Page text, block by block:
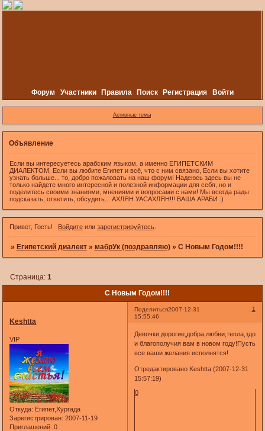
Форум Участники Правила Поиск Регистрация Войти
Активные темы
Объявление
Если вы интересуетесь арабским языком, а именно ЕГИПЕТСКИМ
ДИАЛЕКТОМ, Если вы любите Египет и всё, что с ним связано, Если вы хотите
узнать больше... то, добро пожаловать на наш форум! Надеюсь здесь вы не
только найдете много интересной и полезной информации для себя, но и
поделитесь своими знаниями, мнениями и вопросами с нами! Мы всегда рады
подсказать, ответить, обсудить... АХЛЯН УАСАХЛЯН!!! ВАША АРАБИ :)
Привет, Гость! Войдитеили зарегистрируйтесь.
» Египетский диалект » мабрУк (поздравляю) » С Новым Годом!!!!
С Новым Годом!!!!
Страница: 1
Поделиться 1
2007-12-31
15:55:46
Keshtta
VIP
Откуда: Египет,Хургада
Зарегистрирован: 2007-11-19
Приглашений: 0
и благополучия вам в новом году!Пусть
все ваши желания исполнятся!
Отредактировано Keshtta (2007-12-31
15:57:19)
0